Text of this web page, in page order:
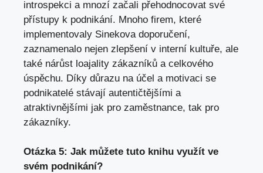
introspekci a mnozí začali přehodnocovat své
přístupy k podnikání. Mnoho firem, které
implementovaly Sinekova doporučení,
zaznamenalo nejen zlepšení v interní kultuře, ale
také nárůst loajality zákazníků a celkového
úspěchu. Díky důrazu na účel a motivaci se
podnikatelé stávají autentičtějšími a
atraktivnějšími jak pro zaměstnance, tak pro
zákazníky.
Otázka 5: Jak můžete tuto knihu využít ve
svém podnikání?